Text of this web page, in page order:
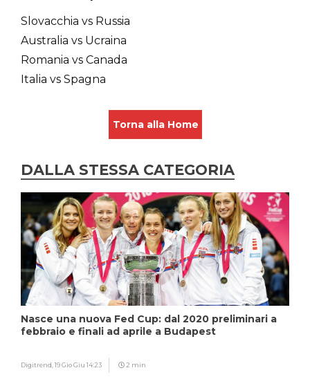
Slovacchia vs Russia
Australia vs Ucraina
Romania vs Canada
Italia vs Spagna
Torna alla Home
DALLA STESSA CATEGORIA
Nasce una nuova Fed Cup: dal 2020 preliminari a
febbraio e finali ad aprile a Budapest
Digitrend,19 Gio Giu 14:23 2 min